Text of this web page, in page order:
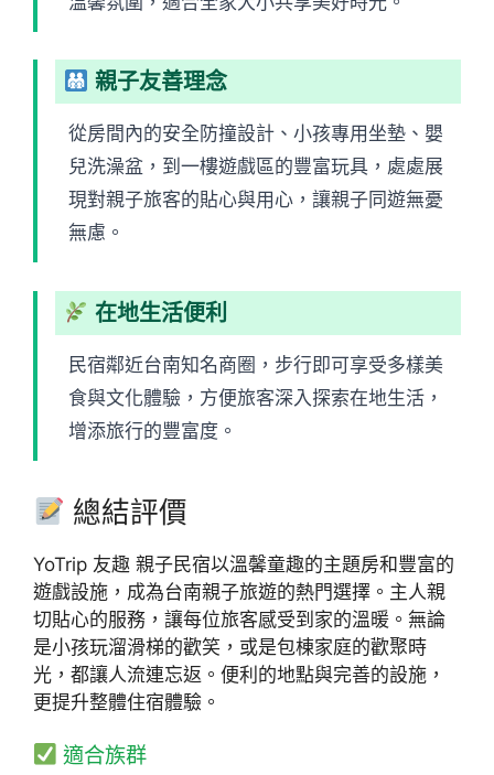
親子友善理念
從房間內的安全防撞設計、小孩專用坐墊、嬰
兒洗澡盆，到一樓遊戲區的豐富玩具，處處展
現對親子旅客的貼心與用心，讓親子同遊無憂
無慮。
在地生活便利
民宿鄰近台南知名商圈，步行即可享受多樣美
食與文化體驗，方便旅客深入探索在地生活，
增添旅行的豐富度。
總結評價
YoTrip 友趣 親子民宿以溫馨童趣的主題房和豐富的
遊戲設施，成為台南親子旅遊的熱門選擇。主人親
切貼心的服務，讓每位旅客感受到家的溫暖。無論
是小孩玩溜滑梯的歡笑，或是包棟家庭的歡聚時
光，都讓人流連忘返。便利的地點與完善的設施，
更提升整體住宿體驗。
適合族群